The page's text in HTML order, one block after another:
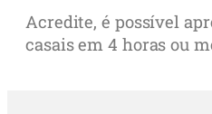
Acredite, é possível
casais em 4 horas ou